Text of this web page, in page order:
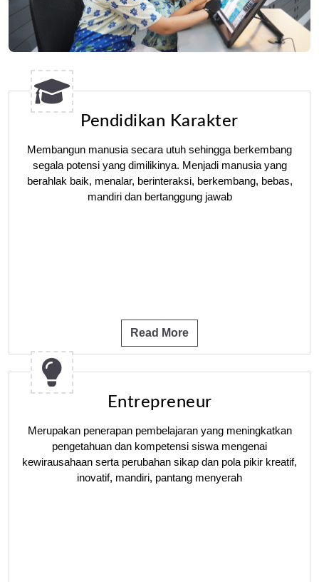
Pendidikan Karakter
Membangun manusia secara utuh sehingga berkembang
segala potensi yang dimilikinya. Menjadi manusia yang
berahlak baik, menalar, berinteraksi, berkembang, bebas,
mandiri dan bertanggung jawab
Read More
Entrepreneur
Merupakan penerapan pembelajaran yang meningkatkan
pengetahuan dan kompetensi siswa mengenai
kewirausahaan serta perubahan sikap dan pola pikir kreatif,
inovatif, mandiri, pantang menyerah